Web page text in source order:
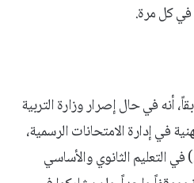
في كل مرة.
أنه في حال إصرار وزارة التربية
في إدارة الامتحانات الرسمية،
في التعليم الثانوي والأساسي